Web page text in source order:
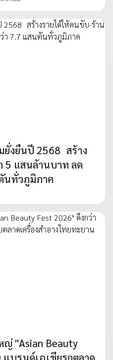
ยั่งยืนปี 2568 สร้าง
5 แสนล้านบาท ลด
นทั่วภูมิภาค
ญ่ "Asian Beauty
แบรนด์เอเชียรุกตลาด